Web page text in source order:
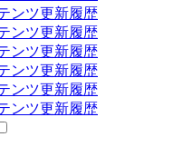
ンツ更新履歴
ンツ更新履歴
ンツ更新履歴
ンツ更新履歴
ンツ更新履歴
ンツ更新履歴